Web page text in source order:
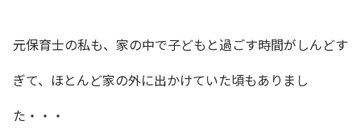
元保育士の私も、 家の中で子どもと過ごす時間がしんどす
ぎて、ほとんど家の外に出かけていた頃もありまし
た・・・